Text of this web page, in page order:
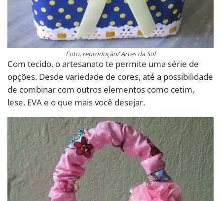
Foto: reprodução/ Artes da Sol
Com tecido, o artesanato te permite uma série de
opções. Desde variedade de cores, até a possibilidade
de combinar com outros elementos como cetim,
lese, EVA e o que mais você desejar.